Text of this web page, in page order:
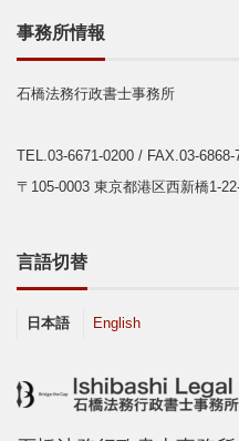
事務所情報
石橋法務行政書士事務所
TEL.03-6671-0200 / FAX.03-6868-
〒105-0003 東京都港区西新橋1-
言語切替
日本語 English